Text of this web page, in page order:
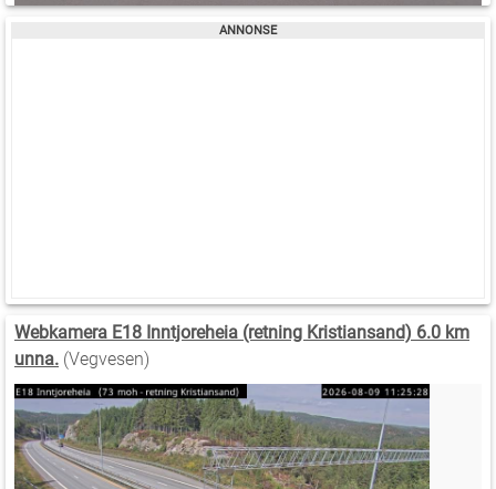
Webkamera E18 Inntjoreheia (retning Kristiansand) 6.0 km
unna. (Vegvesen)